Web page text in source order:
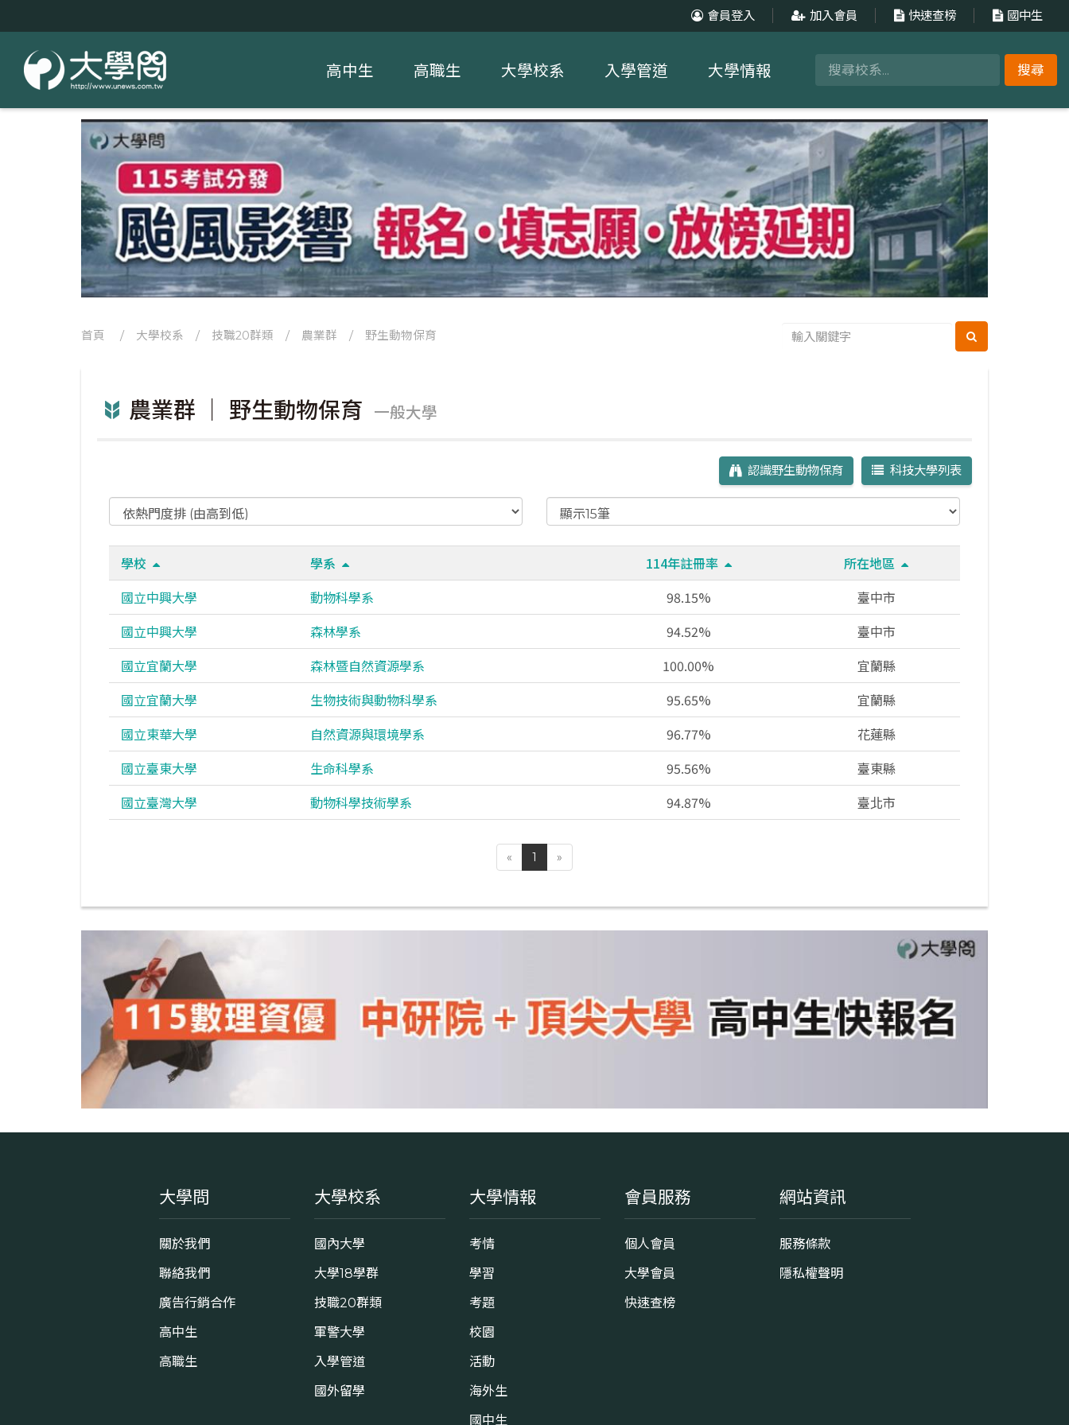
會員登入 加入會員 快速查榜 國中生
搜尋
高中生 高職生 大學校系 入學管道 大學情報
首頁 / 大學校系 / 技職20群類 / 農業群 / 野生動物保育
農業群 ｜ 野生動物保育 一般大學
科技大學列表
認識野生動物保育
學校 學系 114年註冊率
所在地區
國立中興大學
動物科學系 98.15%
臺中市
國立中興大學
森林學系 94.52%
臺中市
國立宜蘭大學
森林暨自然資源學系 100.00%
宜蘭縣
國立宜蘭大學
生物技術與動物科學系 95.65%
宜蘭縣
國立東華大學
自然資源與環境學系 96.77%
花蓮縣
國立臺東大學
生命科學系 95.56%
臺東縣
國立臺灣大學
動物科學技術學系 94.87% 臺北市
« 1 »
大學問
關於我們
聯絡我們
廣告行銷合作
高中生
高職生
大學校系
國內大學
大學18學群
技職20群類
軍警大學
入學管道
國外留學
大學情報
考情
學習
考題
校園
活動
海外生
國中生
會員服務
個人會員
大學會員
快速查榜
網站資訊
服務條款
隱私權聲明